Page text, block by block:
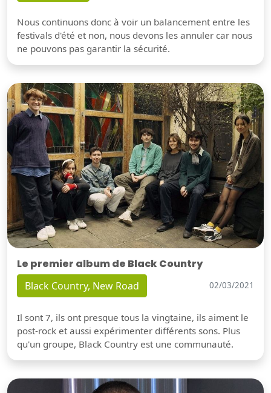
Nous continuons donc à voir un balancement entre les
festivals d'été et non, nous devons les annuler car nous
ne pouvons pas garantir la sécurité.
Le premier album de Black Country
Black Country, New Road 02/03/2021
Il sont 7, ils ont presque tous la vingtaine, ils aiment le
post-rock et aussi expérimenter différents sons. Plus
qu'un groupe, Black Country est une communauté.